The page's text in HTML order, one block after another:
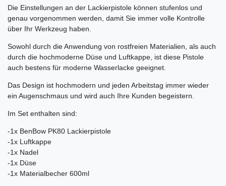
Die Einstellungen an der Lackierpistole können stufenlos und
genau vorgenommen werden, damit Sie immer volle Kontrolle
über Ihr Werkzeug haben.
Sowohl durch die Anwendung von rostfreien Materialien, als auch
durch die hochmoderne Düse und Luftkappe, ist diese Pistole
auch bestens für moderne Wasserlacke geeignet.
Das Design ist hochmodern und jeden Arbeitstag immer wieder
ein Augenschmaus und wird auch Ihre Kunden begeistern.
Im Set enthalten sind:
-1x BenBow PK80 Lackierpistole
-1x Luftkappe
-1x Nadel
-1x Düse
-1x Materialbecher 600ml